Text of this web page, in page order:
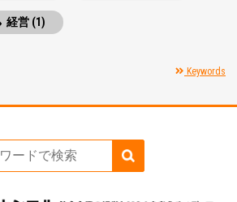
経営 (1)
Keywords